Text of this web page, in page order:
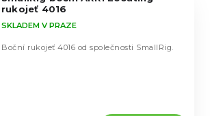
rukojeť 4016
SKLADEM V PRAZE
Boční rukojeť 4016 od společnosti SmallRig.